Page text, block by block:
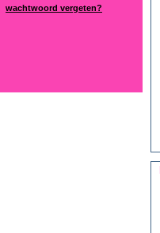
wachtwoord vergeten?